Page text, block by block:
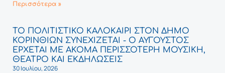
Περισσότερα »
ΤΟ ΠΟΛΙΤΙΣΤΙΚΟ ΚΑΛΟΚΑΙΡΙ ΣΤΟΝ ΔΗΜΟ
ΚΟΡΙΝΘΙΩΝ ΣΥΝΕΧΙΖΕΤΑΙ - Ο ΑΥΓΟΥΣΤΟΣ
ΕΡΧΕΤΑΙ ΜΕ ΑΚΟΜΑ ΠΕΡΙΣΣΟΤΕΡΗ ΜΟΥΣΙΚΗ,
ΘΕΑΤΡΟ ΚΑΙ ΕΚΔΗΛΩΣΕΙΣ
30 Ιουλίου, 2026